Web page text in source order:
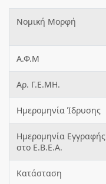
Νομική Μορφή
Α.Φ.Μ
Αρ. Γ.Ε.ΜΗ.
Ημερομηνία Ίδρυσης
Ημερομηνία Εγγραφής
στο Ε.Β.Ε.Α.
Κατάσταση